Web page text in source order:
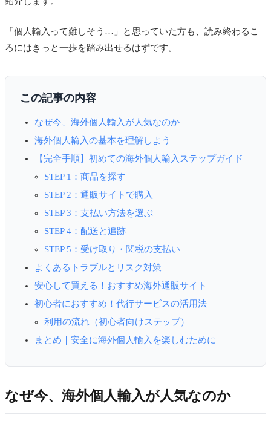
「個人輸入って難しそう…」と思っていた方も、読み終わるこ
ろにはきっと一歩を踏み出せるはずです。
この記事の内容
なぜ今、海外個人輸入が人気なのか
海外個人輸入の基本を理解しよう
【完全手順】初めての海外個人輸入ステップガイド
STEP 1：商品を探す
STEP 2：通販サイトで購入
STEP 3：支払い方法を選ぶ
STEP 4：配送と追跡
STEP 5：受け取り・関税の支払い
よくあるトラブルとリスク対策
安心して買える！おすすめ海外通販サイト
初心者におすすめ！代行サービスの活用法
利用の流れ（初心者向けステップ）
まとめ｜安全に海外個人輸入を楽しむために
なぜ今、海外個人輸入が人気なのか